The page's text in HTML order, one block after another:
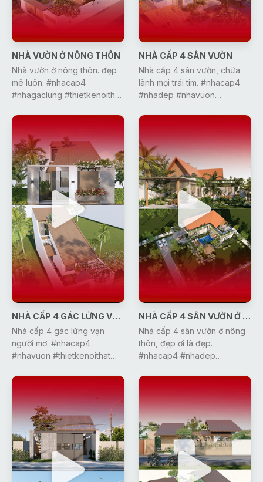
NHÀ VƯỜN Ở NÔNG THÔN
Nhà vườn ở nông thôn. đẹp
mê luôn. #nhacap4
#nhagaclung #thietkenoithat
#learnontiktok #gonic #dcgr
#nhavuon #nhadep
NHÀ CẤP 4 SÂN VƯỜN
Nhà cấp 4 sân vườn, chữa
lành mọi trái tim. #nhacap4
#nhadep #nhavuon
#thietkenoithat #xuhuong
NHÀ CẤP 4 GÁC LỬNG VẠN NGƯỜI MƠ
Nhà cấp 4 gác lửng vạn
người mơ. #nhacap4
#nhavuon #thietkenoithat
#dcgr
NHÀ CẤP 4 SÂN VƯỜN Ở NÔNG THÔN
Nhà cấp 4 sân vườn ở nông
thôn, đẹp ơi là đẹp.
#nhacap4 #nhadep
#nhavuon #gonic #dcgr